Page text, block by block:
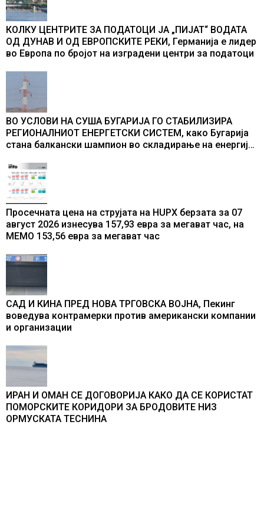
КОЛКУ ЦЕНТРИТЕ ЗА ПОДАТОЦИ ЈА „ПИЈАТ“ ВОДАТА
ОД ДУНАВ И ОД ЕВРОПСКИТЕ РЕКИ, Германија е лидер
во Европа по бројот на изградени центри за податоци
ВО УСЛОВИ НА СУША БУГАРИЈА ГО СТАБИЛИЗИРА
РЕГИОНАЛНИОТ ЕНЕРГЕТСКИ СИСТЕМ, како Бугарија
стана балкански шампион во складирање на енергија
Просечната цена на струјата на HUPX берзата за 07
август 2026 изнесува 157,93 евра за мегават час, на
МЕМО 153,56 евра за мегават час
САД И КИНА ПРЕД НОВА ТРГОВСКА ВОЈНА, Пекинг
воведува контрамерки против американски компании
и организации
ИРАН И ОМАН СЕ ДОГОВОРИЈА КАКО ДА СЕ КОРИСТАТ
ПОМОРСКИТЕ КОРИДОРИ ЗА БРОДОВИТЕ НИЗ
ОРМУСКАТА ТЕСНИНА